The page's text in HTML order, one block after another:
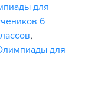
для
6
,
для